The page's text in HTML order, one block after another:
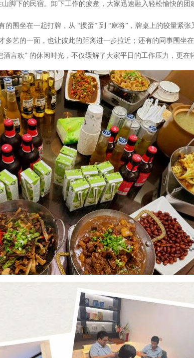
下的民宿。卸下工作的疲惫，大家迅速融入轻松愉快的团
坐在一起打牌，从 “掼蛋” 到 “麻将”，牌桌上的较量紧张
艺的一面，也让彼此的距离进一步拉近；还有的同事围坐
言欢” 的休闲时光，不仅缓解了大家平日的工作压力，更在